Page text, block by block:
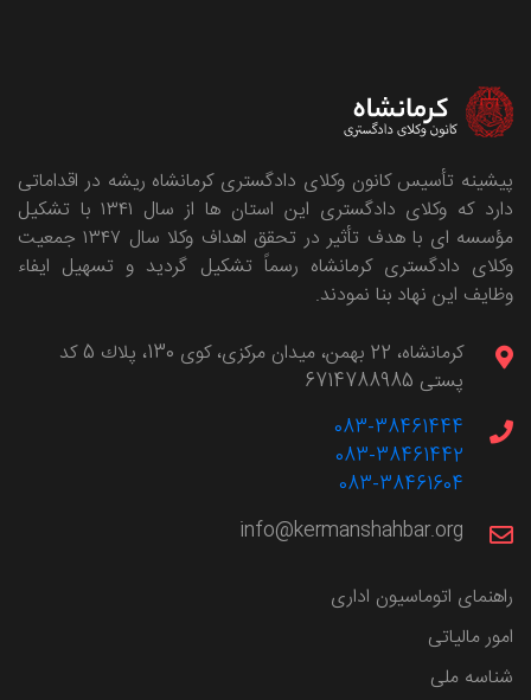
پیشینه تأسیس کانون وکلای دادگستری کرمانشاه ریشه در اقداماتی
دارد که وکلای دادگستری این استان ها از سال ۱۳۴۱ با تشکیل
مؤسسه ای با هدف تأثیر در تحقق اهداف وکلا سال ۱۳۴۷ جمعیت
وکلای دادگستری کرمانشاه رسماً تشکیل گردید و تسهیل ایفاء
وظایف این نهاد بنا نمودند.
كرمانشاه، 22 بهمن، ميدان مركزی، كوی 130، پلاك 5 کد
پستی 6714788985
083-38461444
083-38461442
083-38461604
info@kermanshahbar.org
راهنمای اتوماسیون اداری
امور مالیاتی
شناسه ملی